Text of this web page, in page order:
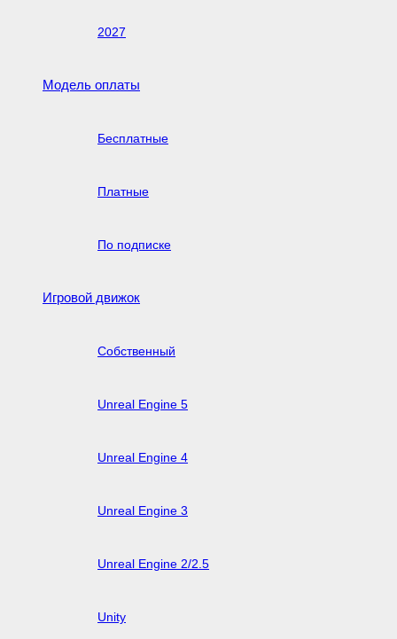
2027
Модель оплаты
Бесплатные
Платные
По подписке
Игровой движок
Собственный
Unreal Engine 5
Unreal Engine 4
Unreal Engine 3
Unreal Engine 2/2.5
Unity